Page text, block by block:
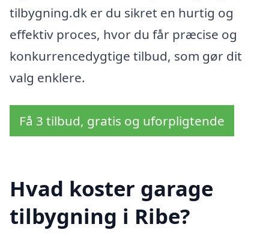
tilbygning.dk er du sikret en hurtig og
effektiv proces, hvor du får præcise og
konkurrencedygtige tilbud, som gør dit
valg enklere.
Få 3 tilbud, gratis og uforpligtende
Hvad koster garage
tilbygning i Ribe?